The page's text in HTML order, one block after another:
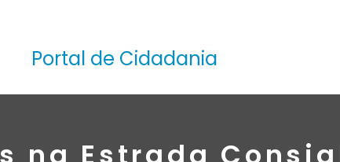
Portal de Cidadania